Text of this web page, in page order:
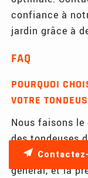
confiance à
jardin grâce à
FAQ
POURQUOI
VOTRE
Nous faisons
des tondeuses
inspectées et
général, et la